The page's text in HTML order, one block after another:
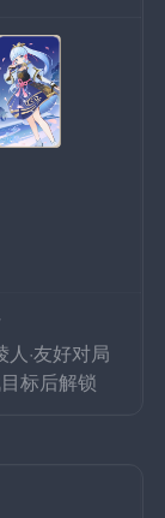
人·友好对局
标后解锁